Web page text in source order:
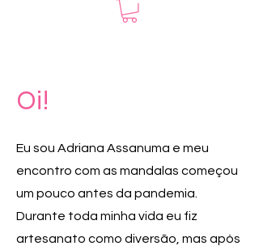
Oi!
Eu sou Adriana Assanuma e meu
encontro com as mandalas começou
um pouco antes da pandemia.
Durante toda minha vida eu fiz
artesanato como diversão, mas após